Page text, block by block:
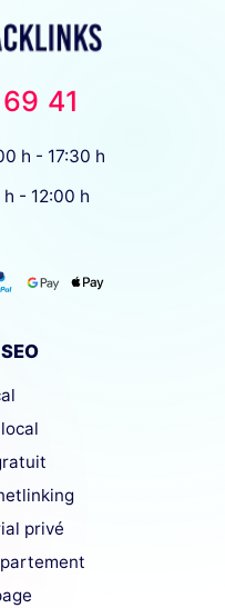
41
h - 17:30 h
- 12:00 h
privé